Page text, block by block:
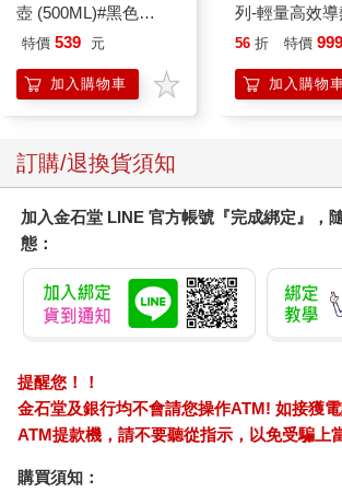
壺 (500ML)#黑色
IMUTB01BK
特價 539 元
加入購物車
列-輕量高效導
平煎鍋30cm
56 折 特價 999
加入購物
訂購/退換貨須知
加入金石堂 LINE 官方帳號『完成綁定』，
態：
提醒您！！
金石堂及銀行均不會請您操作ATM! 如接獲
ATM提款機，請不要聽從指示，以免受騙上
購買須知：